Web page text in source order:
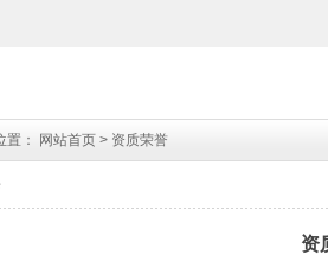
置： 网站首页 > 资质荣誉
资